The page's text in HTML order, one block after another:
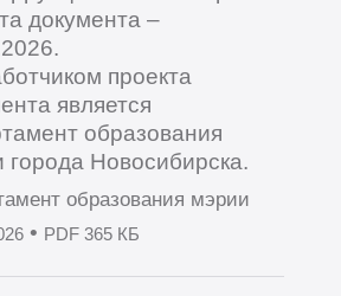
документа –
проекта
является
образования
города Новосибирска.
образования мэрии
• PDF 365 КБ